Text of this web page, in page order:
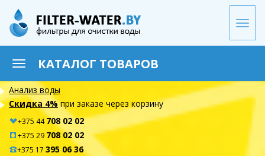
Перейти
основному
содержанию
ToggleКАТАЛОГ ТОВАРОВ
Анализ воды
Скидка 4%при заказе через корзину
+375 44708 02 02
+375 29 708 02 02
+375 17 395 06 36